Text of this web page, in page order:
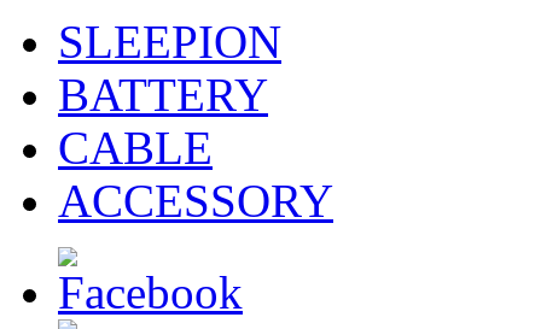
SLEEPION
BATTERY
CABLE
ACCESSORY